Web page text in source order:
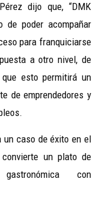
dijo que, “DMK
de poder acompañar
para franquiciarse
a otro nivel, de
esto permitirá un
de emprendedores y
un caso de éxito en el
un plato de
gastronómica con